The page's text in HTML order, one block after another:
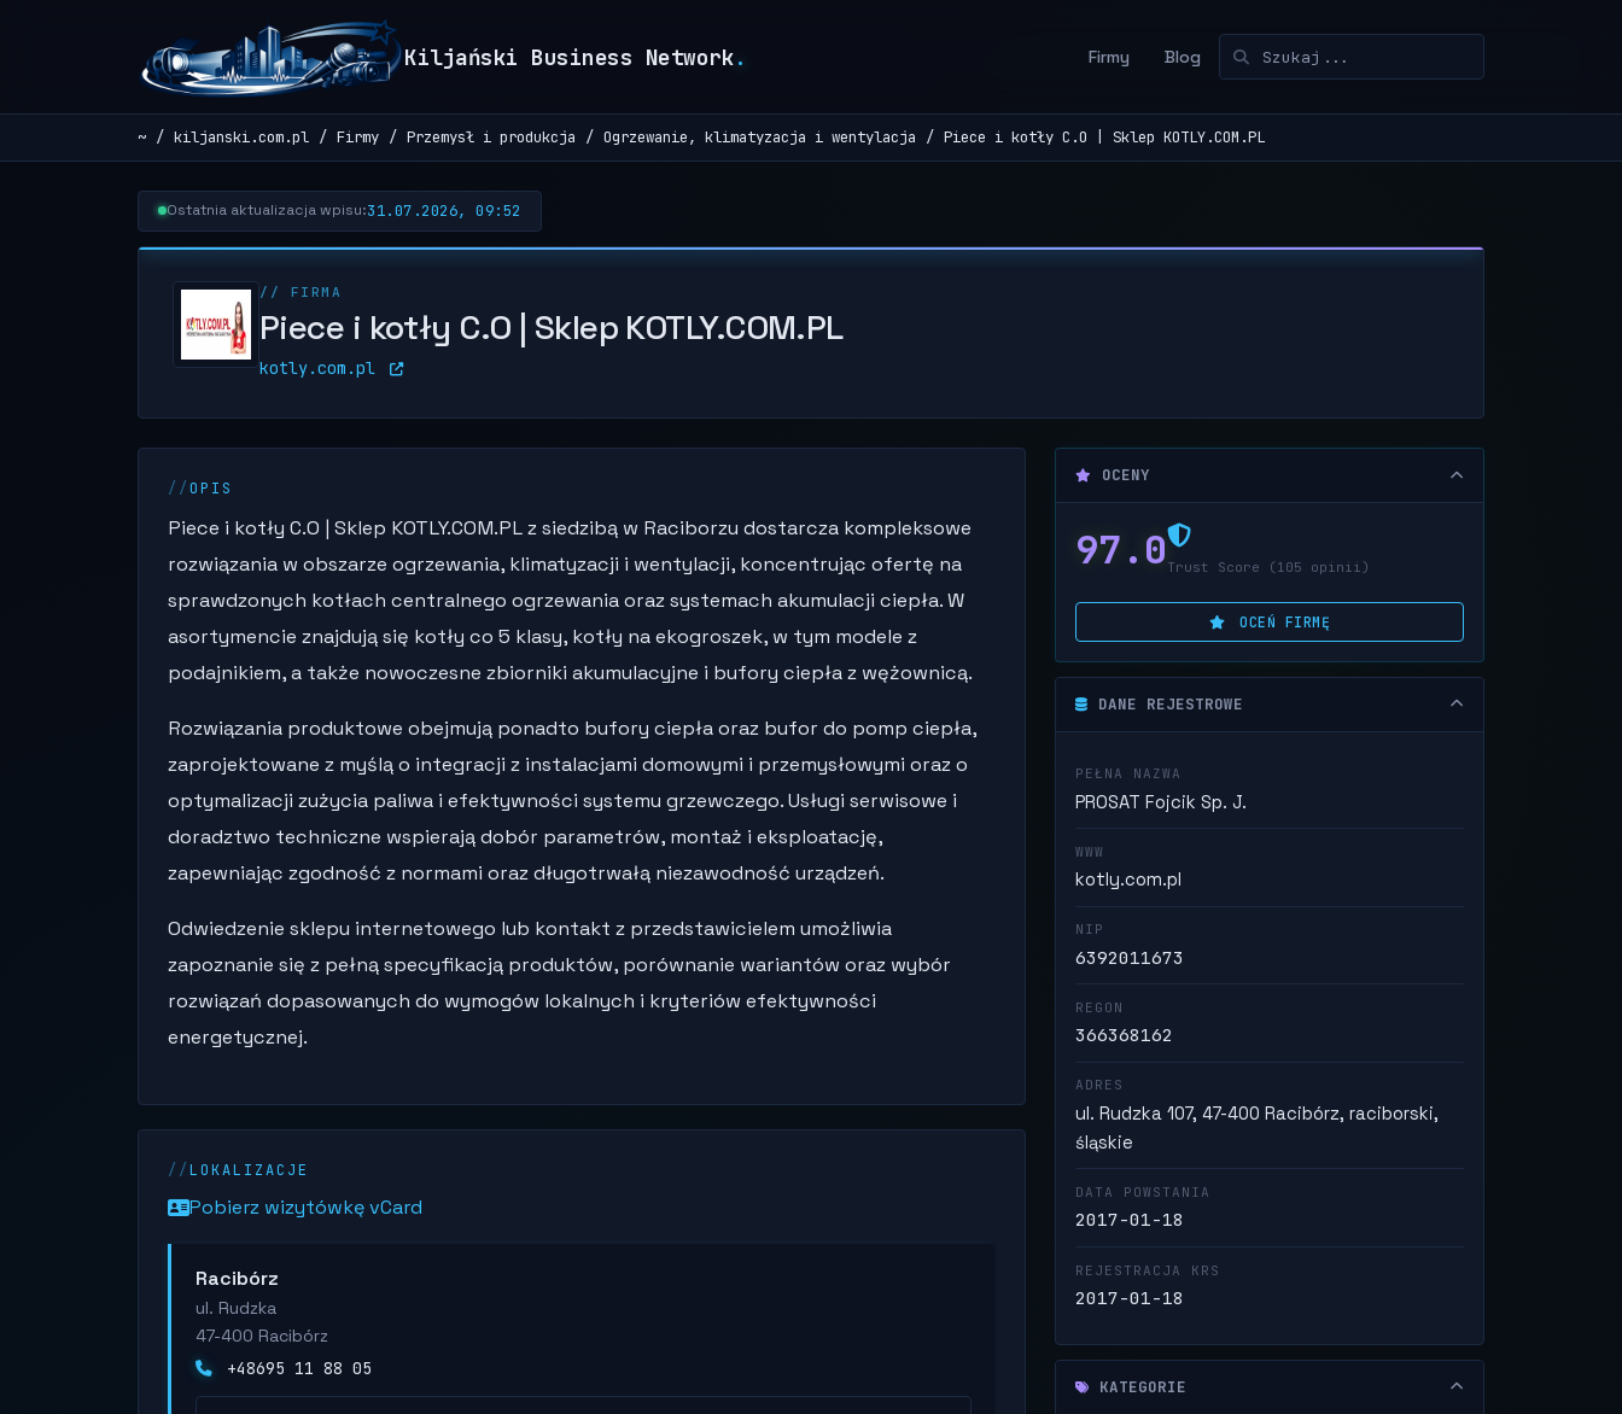
Kiljański Business Network. Firmy Blog
~ kiljanski.com.pl Firmy Przemysł i produkcja Ogrzewanie, klimatyzacja i wentylacja Piece i kotły C.O | Sklep KOTLY.COM.PL
Ostatnia aktualizacja wpisu:31.07.2026, 09:52
// FIRMA
Piece i kotły C.O | Sklep KOTLY.COM.PL
kotly.com.pl
OCENY
97.0 Trust Score (105 opinii)
OCEŃ FIRMĘ
DANE REJESTROWE
PEŁNA NAZWA
PROSAT Fojcik Sp. J.
WWW
kotly.com.pl
NIP
6392011673
REGON
366368162
ADRES
ul. Rudzka 107, 47-400 Racibórz, raciborski,
śląskie
DATA POWSTANIA
2017-01-18
REJESTRACJA KRS
2017-01-18
KATEGORIE
OPIS
Piece i kotły C.O | Sklep KOTLY.COM.PL z siedzibą w Raciborzu dostarcza kompleksowe
rozwiązania w obszarze ogrzewania, klimatyzacji i wentylacji, koncentrując ofertę na
sprawdzonych kotłach centralnego ogrzewania oraz systemach akumulacji ciepła. W
asortymencie znajdują się kotły co 5 klasy, kotły na ekogroszek, w tym modele z
podajnikiem, a także nowoczesne zbiorniki akumulacyjne i bufory ciepła z wężownicą.
Rozwiązania produktowe obejmują ponadto bufory ciepła oraz bufor do pomp ciepła,
zaprojektowane z myślą o integracji z instalacjami domowymi i przemysłowymi oraz o
optymalizacji zużycia paliwa i efektywności systemu grzewczego. Usługi serwisowe i
doradztwo techniczne wspierają dobór parametrów, montaż i eksploatację,
zapewniając zgodność z normami oraz długotrwałą niezawodność urządzeń.
Odwiedzenie sklepu internetowego lub kontakt z przedstawicielem umożliwia
zapoznanie się z pełną specyfikacją produktów, porównanie wariantów oraz wybór
rozwiązań dopasowanych do wymogów lokalnych i kryteriów efektywności
energetycznej.
LOKALIZACJE
Pobierz wizytówkę vCard
Racibórz
ul. Rudzka
47-400 Racibórz
+48695 11 88 05